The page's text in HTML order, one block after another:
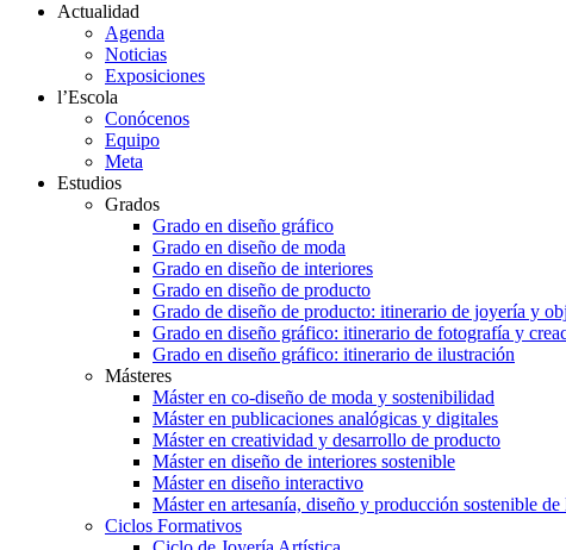
Actualidad
Agenda
Noticias
Exposiciones
l’Escola
Conócenos
Equipo
Meta
Estudios
Grados
Grado en diseño gráfico
Grado en diseño de moda
Grado en diseño de interiores
Grado en diseño de producto
Grado de diseño de producto: itinerario de joyería y
Grado en diseño gráfico: itinerario de fotografía y
Grado en diseño gráfico: itinerario de ilustración
Másteres
Máster en co-diseño de moda y sostenibilidad
Máster en publicaciones analógicas y digitales
Máster en creatividad y desarrollo de producto
Máster en diseño de interiores sostenible
Máster en diseño interactivo
Máster en artesanía, diseño y producción sostenible de
Ciclos Formativos